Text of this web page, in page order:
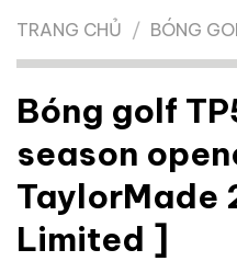
TRANG CHỦ / BÓNG
Bóng golf
season
TaylorMade
Limited ]